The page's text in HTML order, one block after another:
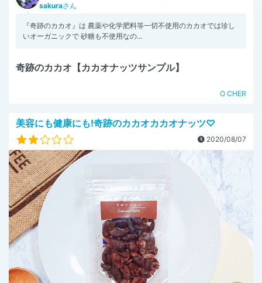
sakuraさん
『奇跡のカカオ』は 農薬や化学肥料等一切不使用のカカオでは珍し
いオーガニックで 砂糖も不使用なの...
奇跡のカカオ【カカオナッツサンプル】
O CHER
美容にも健康にも!奇跡のカカオカカオナッツ♡
2020/08/07